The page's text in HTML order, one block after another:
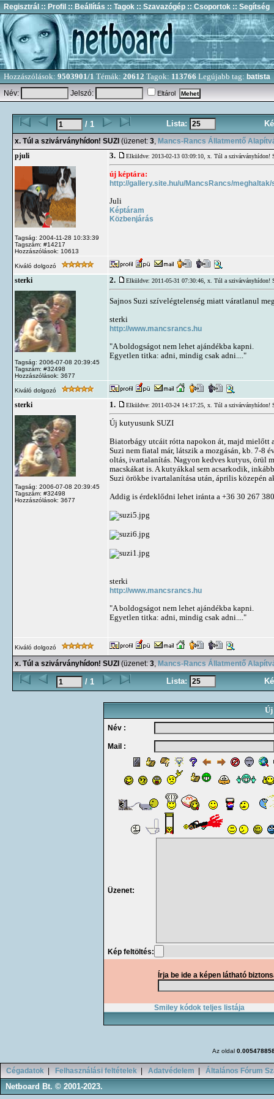
Regisztrál :: Profil :: Beállítás :: Tagok :: Szavazógép :: Csoportok :: Segítség
Hozzászólások: 9503901/1 Témák: 20612 Tagok: 113766 Legújabb tag: batista
Név:
Jelszó: Eltárol
/ 1 Lista:
x. Túl a szivárványhídon! SUZI (üzenet: 3, Mancs-Rancs Állatmentő
pjuli
Tagság: 2004-11-28 10:33:39
Tagszám: #14217
Hozzászólások: 10613
3. Elküldve: 2013-02-13 03:09:10, x. Túl a szivárványhídon!
új képtára:
http://gallery.site.hu/u/MancsRancs/meghaltak/
Juli
Képtáram
Közbenjárás
Kiváló dolgozó
sterki
Tagság: 2006-07-08 20:39:45
Tagszám: #32498
Hozzászólások: 3677
2. Elküldve: 2011-05-31 07:30:46, x. Túl a szivárványhídon!
Sajnos Suzi szívelégtelenség miatt váratlanul
sterki
http://www.mancsrancs.hu
"A boldogságot nem lehet ajándékba kapni.
Egyetlen titka: adni, mindig csak adni...."
Kiváló dolgozó
sterki
Tagság: 2006-07-08 20:39:45
Tagszám: #32498
Hozzászólások: 3677
1. Elküldve: 2011-03-24 14:17:25, x. Túl a szivárványhídon!
Új kutyusunk SUZI
Biatorbágy utcáit rótta napokon át, majd mielőtt
Suzi nem fiatal már, látszik a mozgásán, kb. 7-8
oltás, ivartalanítás. Nagyon kedves kutyus, örül
macskákat is. A kutyákkal sem acsarkodik,
Suzi örökbe ivartalanítása után, április közepén
Addig is érdeklődni lehet iránta a +36 30 267
sterki
http://www.mancsrancs.hu
"A boldogságot nem lehet ajándékba kapni.
Egyetlen titka: adni, mindig csak adni...."
Kiváló dolgozó
x. Túl a szivárványhídon! SUZI (üzenet: 3, Mancs-Rancs Állatmentő
/ 1 Lista:
Új
Név :
Mail :
Üzenet:
Kép feltöltés:
Írja be ide a képen látható
Smiley kódok teljes listája
Az oldal
Cégadatok Felhasználási feltételek Adatvédelem Általános Fórum
Netboard Bt. © 2001-2023.